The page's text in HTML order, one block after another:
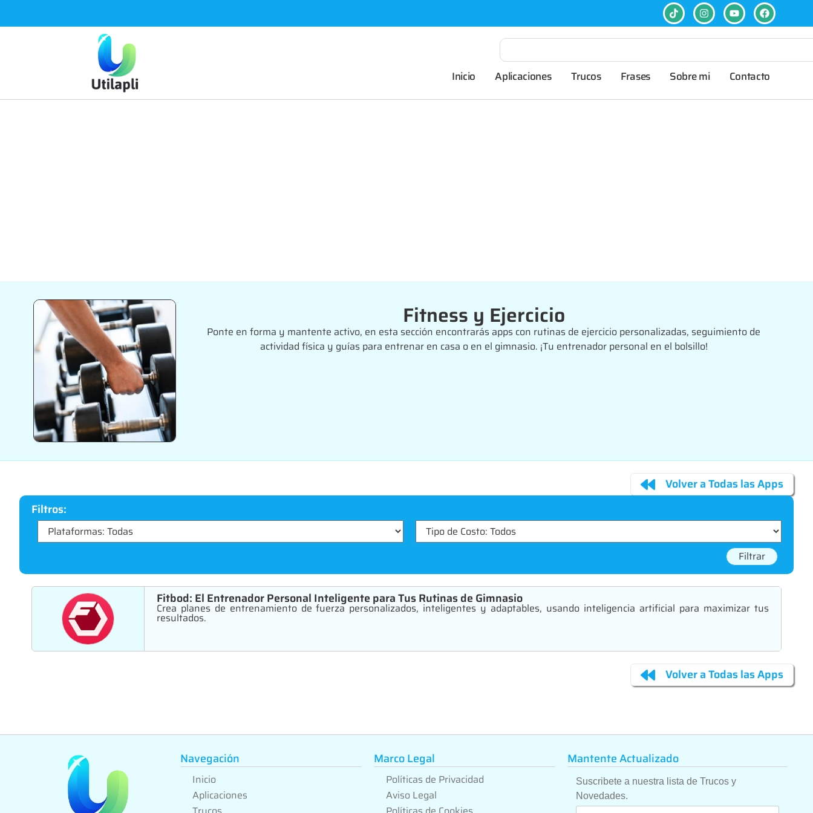
Inicio Aplicaciones Trucos Frases Sobre mi Contacto
Fitness y Ejercicio
Ponte en forma y mantente activo, en esta sección encontrarás apps con rutinas de ejercicio personalizadas, seguimiento de
actividad física y guías para entrenar en casa o en el gimnasio. ¡Tu entrenador personal en el bolsillo!
Volver a Todas las Apps
Filtros:
Filtrar
Fitbod: El Entrenador Personal Inteligente para Tus Rutinas de Gimnasio
Crea planes de entrenamiento de fuerza personalizados, inteligentes y adaptables, usando inteligencia artificial para maximizar tus
resultados.
Volver a Todas las Apps
Navegación
Inicio
Aplicaciones
Marco Legal
Políticas de Privacidad
Aviso Legal
Mantente Actualizado
Suscribete a nuestra lista de Trucos y
Novedades.